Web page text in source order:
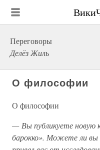
Переговоры
Делёз Жиль
О философии
О философии
— Вы публикуете новую
барокко». Можете ли